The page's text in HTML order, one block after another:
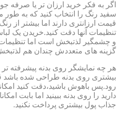
اگر به فکر خرید ارزان تر یا صرفه
قیمت ارزانتری دارند اما بیشتر از
تنظیمات آنها دقت کنید.خریدن یک
و چشمگیر لذتبخش است اما
گزینه های متعددش چندان هم
هر چه نمایشگر روی بدنه پیشرفته
بیشتری روی بدنه طراحی شده باشد
رود.پس باهوش باشید،دقت کنید
دارید را روی بدنه ببینید اما بابت
جذاب پول بیشتری پرداخت نکنید.